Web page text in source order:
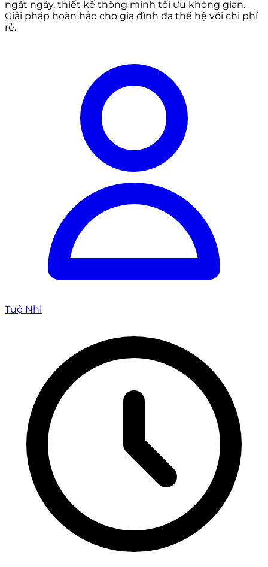
ngất ngây, thiết kế thông minh tối ưu không gian.
Giải pháp hoàn hảo cho gia đình đa thế hệ với chi phí
rẻ.
Tuệ Nhi